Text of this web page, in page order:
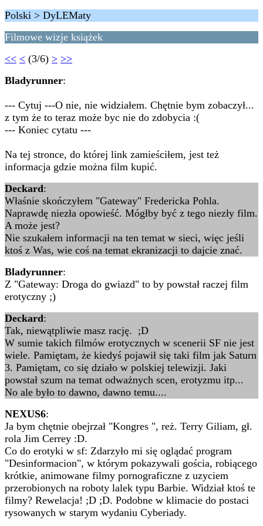
Polski > DyLEMaty
Filmowe wizje książek
<< < (3/6) > >>
Bladyrunner:
--- Cytuj ---O nie, nie widziałem. Chętnie bym zobaczył...
z tym że to teraz może byc nie do zdobycia :(
--- Koniec cytatu ---
Na tej stronce, do której link zamieściłem, jest też
informacja gdzie można film kupić.
Deckard:
Właśnie skończyłem "Gateway" Fredericka Pohla.
Naprawdę niezła opowieść. Mógłby być z tego niezły film.
A może jest?
Nie szukałem informacji na ten temat w sieci, więc jeśli
ktoś z Was, wie coś na temat ekranizacji to dajcie znać.
Bladyrunner:
Z "Gateway: Droga do gwiazd" to by powstał raczej film
erotyczny ;)
Deckard:
Tak, niewątpliwie masz rację. ;D
W sumie takich filmów erotycznych w scenerii SF nie jest
wiele. Pamiętam, że kiedyś pojawił się taki film jak Saturn
3. Pamiętam, co się działo w polskiej telewizji. Jaki
powstał szum na temat odważnych scen, erotyzmu itp...
No ale było to dawno, dawno temu....
NEXUS6:
Ja bym chętnie obejrzał "Kongres ", reż. Terry Giliam, gł.
rola Jim Cerrey :D.
Co do erotyki w sf: Zdarzyło mi się oglądać program
"Desinformacion", w którym pokazywali gościa, robiącego
krótkie, animowane filmy pornograficzne z uzyciem
przerobionych na roboty lalek typu Barbie. Widział ktoś te
filmy? Rewelacja! ;D ;D. Podobne w klimacie do postaci
rysowanych w starym wydaniu Cyberiady.